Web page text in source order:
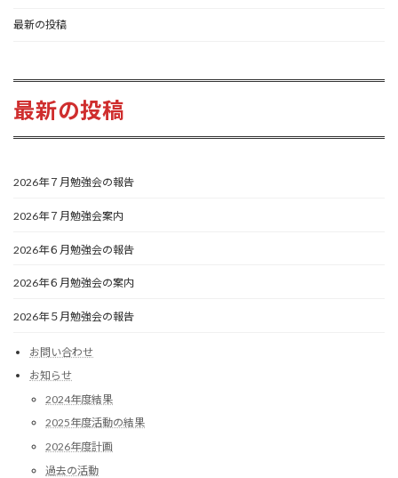
最新の投稿
最新の投稿
2026年７月勉強会の報告
2026年７月勉強会案内
2026年６月勉強会の報告
2026年６月勉強会の案内
2026年５月勉強会の報告
お問い合わせ
お知らせ
2024年度結果
2025年度活動の結果
2026年度計画
過去の活動